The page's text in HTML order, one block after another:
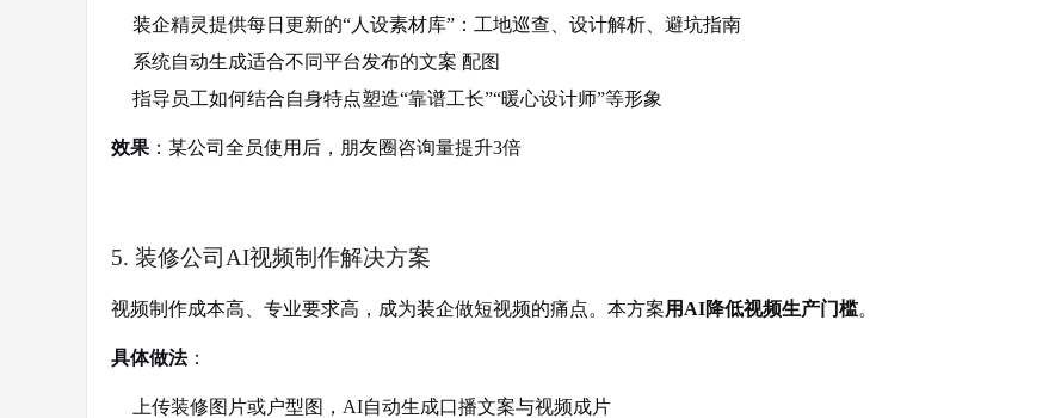
装企精灵提供每日更新的“人设素材库”：工地巡查、设计解析、避坑指南
系统自动生成适合不同平台发布的文案 配图
指导员工如何结合自身特点塑造“靠谱工长”“暖心设计师”等形象
效果 ：某公司全员使用后，朋友圈咨询量提升3倍
5. 装修公司AI视频制作解决方案
视频制作成本高、专业要求高，成为装企做短视频的痛点。本方案用AI降低视频生产门槛。
具体做法：
上传装修图片或户型图，AI自动生成口播文案与视频成片